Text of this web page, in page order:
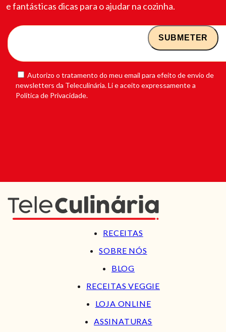
e fantásticas dicas para o ajudar na cozinha.
Autorizo o tratamento do meu email para efeito de envio de
newsletters da Teleculinária. Li e aceito expressamente a
Política de Privacidade.
RECEITAS
SOBRE NÓS
BLOG
RECEITAS VEGGIE
LOJA ONLINE
ASSINATURAS